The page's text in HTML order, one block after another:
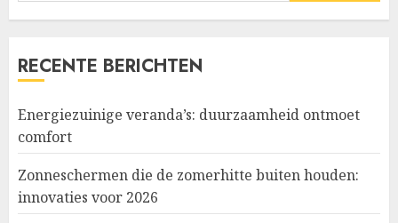
RECENTE BERICHTEN
Energiezuinige veranda’s: duurzaamheid ontmoet
comfort
Zonneschermen die de zomerhitte buiten houden:
innovaties voor 2026